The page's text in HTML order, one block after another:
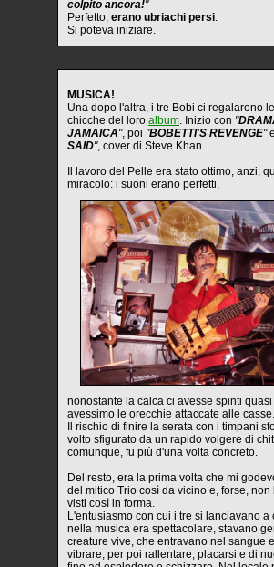
colpito ancora!"
Perfetto, erano ubriachi persi.
Si poteva iniziare.
MUSICA!
Una dopo l'altra, i tre Bobi ci regalarono
chicche del loro album. Inizio con "
JAMAICA", poi "BOBETTI'S REVENGE"e
SAID", cover di Steve Khan.
Il lavoro del Pelle era stato ottimo, anzi,
miracolo: i suoni erano perfetti,
nonostante la calca ci avesse spinti
avessimo le orecchie attaccate alle casse.
Il rischio di finire la serata con i timpani
volto sfigurato da un rapido volgere di
comunque, fu più d'una volta concreto.
Del resto, era la prima volta che mi
del mitico Trio così da vicino e, forse, non
visti così in forma.
L'entusiasmo con cui i tre si lanciavano a
nella musica era spettacolare, stavano
creature vive, che entravano nel sangue
vibrare, per poi rallentare, placarsi e di